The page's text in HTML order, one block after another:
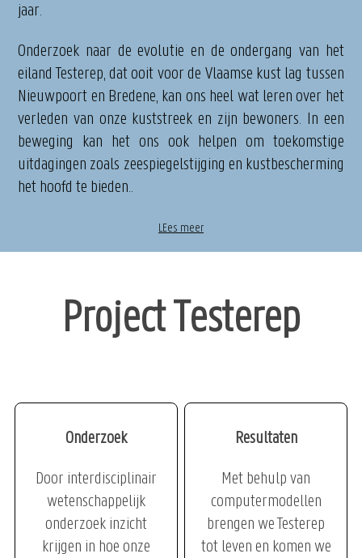
jaar.
Onderzoek naar de evolutie en de ondergang van het
eiland Testerep, dat ooit voor de Vlaamse kust lag tussen
Nieuwpoort en Bredene, kan ons heel wat leren over het
verleden van onze kuststreek en zijn bewoners. In een
beweging kan het ons ook helpen om toekomstige
uitdagingen zoals zeespiegelstijging en kustbescherming
het hoofd te bieden..
LEes meer
Project Testerep
Onderzoek
Door interdisciplinair
wetenschappelijk
onderzoek inzicht
krijgen in hoe onze
Resultaten
Met behulp van
computermodellen
brengen we Testerep
tot leven en komen we